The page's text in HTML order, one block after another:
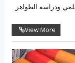
ودراسة الظواهر
View More